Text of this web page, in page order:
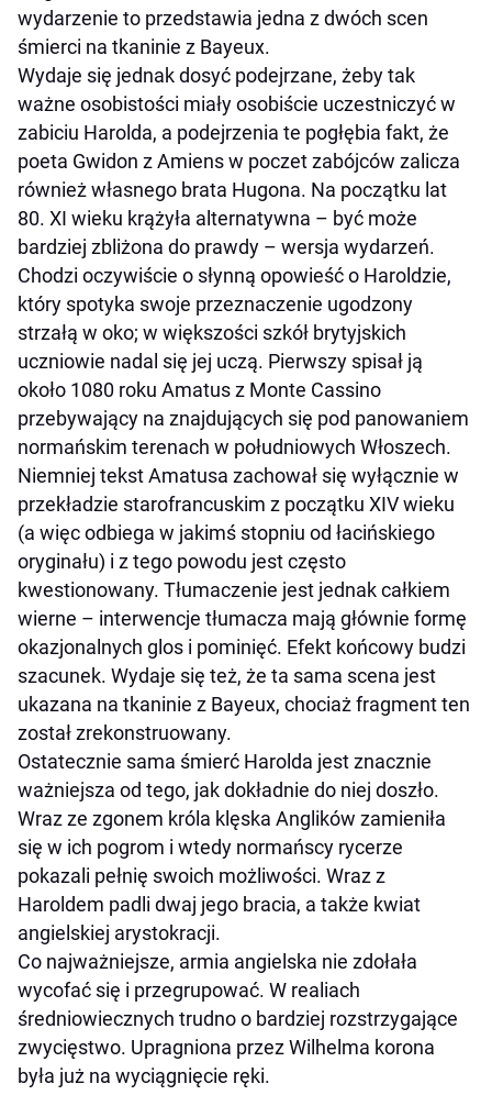
wydarzenie to przedstawia jedna z dwóch scen
śmierci na tkaninie z Bayeux.
Wydaje się jednak dosyć podejrzane, żeby tak
ważne osobistości miały osobiście uczestniczyć w
zabiciu Harolda, a podejrzenia te pogłębia fakt, że
poeta Gwidon z Amiens w poczet zabójców zalicza
również własnego brata Hugona. Na początku lat
80. XI wieku krążyła alternatywna – być może
bardziej zbliżona do prawdy – wersja wydarzeń.
Chodzi oczywiście o słynną opowieść o Haroldzie,
który spotyka swoje przeznaczenie ugodzony
strzałą w oko; w większości szkół brytyjskich
uczniowie nadal się jej uczą. Pierwszy spisał ją
około 1080 roku Amatus z Monte Cassino
przebywający na znajdujących się pod panowaniem
normańskim terenach w południowych Włoszech.
Niemniej tekst Amatusa zachował się wyłącznie w
przekładzie starofrancuskim z początku XIV wieku
(a więc odbiega w jakimś stopniu od łacińskiego
oryginału) i z tego powodu jest często
kwestionowany. Tłumaczenie jest jednak całkiem
wierne – interwencje tłumacza mają głównie formę
okazjonalnych glos i pominięć. Efekt końcowy budzi
szacunek. Wydaje się też, że ta sama scena jest
ukazana na tkaninie z Bayeux, chociaż fragment ten
został zrekonstruowany.
Ostatecznie sama śmierć Harolda jest znacznie
ważniejsza od tego, jak dokładnie do niej doszło.
Wraz ze zgonem króla klęska Anglików zamieniła
się w ich pogrom i wtedy normańscy rycerze
pokazali pełnię swoich możliwości. Wraz z
Haroldem padli dwaj jego bracia, a także kwiat
angielskiej arystokracji.
Co najważniejsze, armia angielska nie zdołała
wycofać się i przegrupować. W realiach
średniowiecznych trudno o bardziej rozstrzygające
zwycięstwo. Upragniona przez Wilhelma korona
była już na wyciągnięcie ręki.